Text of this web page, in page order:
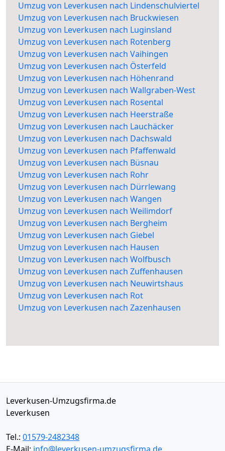
Umzug von Leverkusen nach Lindenschulviertel
Umzug von Leverkusen nach Bruckwiesen
Umzug von Leverkusen nach Luginsland
Umzug von Leverkusen nach Rotenberg
Umzug von Leverkusen nach Vaihingen
Umzug von Leverkusen nach Österfeld
Umzug von Leverkusen nach Höhenrand
Umzug von Leverkusen nach Wallgraben-West
Umzug von Leverkusen nach Rosental
Umzug von Leverkusen nach Heerstraße
Umzug von Leverkusen nach Lauchäcker
Umzug von Leverkusen nach Dachswald
Umzug von Leverkusen nach Pfaffenwald
Umzug von Leverkusen nach Büsnau
Umzug von Leverkusen nach Rohr
Umzug von Leverkusen nach Dürrlewang
Umzug von Leverkusen nach Wangen
Umzug von Leverkusen nach Weilimdorf
Umzug von Leverkusen nach Bergheim
Umzug von Leverkusen nach Giebel
Umzug von Leverkusen nach Hausen
Umzug von Leverkusen nach Wolfbusch
Umzug von Leverkusen nach Zuffenhausen
Umzug von Leverkusen nach Neuwirtshaus
Umzug von Leverkusen nach Rot
Umzug von Leverkusen nach Zazenhausen
Leverkusen-Umzugsfirma.de
Leverkusen
Tel.: 01579-2482348